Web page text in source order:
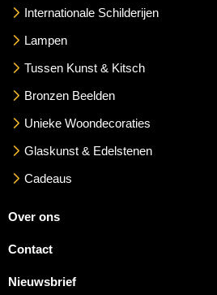
Internationale Schilderijen
Lampen
Tussen Kunst & Kitsch
Bronzen Beelden
Unieke Woondecoraties
Glaskunst & Edelstenen
Cadeaus
Over ons
Contact
Nieuwsbrief